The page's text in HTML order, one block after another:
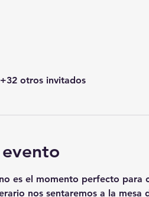
+32 otros invitados
es el momento perfecto
nos sentaremos a la